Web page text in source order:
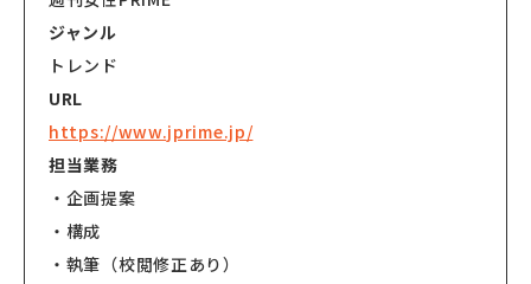
ジャンル
トレンド
URL
https://www.jprime.jp/
担当業務
・企画提案
・構成
・執筆（校閲修正あり）